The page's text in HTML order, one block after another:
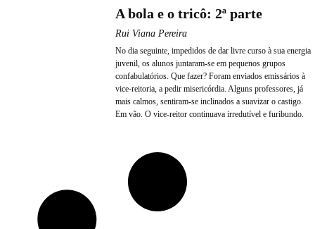
A bola e o tricô: 2ª parte
Rui Viana Pereira
No dia seguinte, impedidos de dar livre curso à sua energia
juvenil, os alunos juntaram-se em pequenos grupos
confabulatórios. Que fazer? Foram enviados emissários à
vice-reitoria, a pedir misericórdia. Alguns professores, já
mais calmos, sentiram-se inclinados a suavizar o castigo.
Em vão. O vice-reitor continuava irredutível e furibundo.